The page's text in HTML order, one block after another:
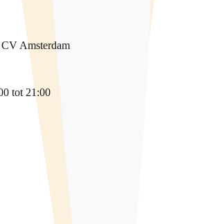
CV Amsterdam
tot 21:00